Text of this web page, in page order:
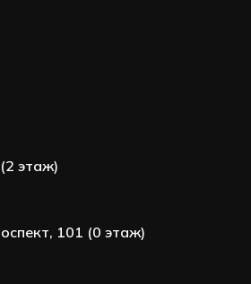
этаж)
101 (0 этаж)